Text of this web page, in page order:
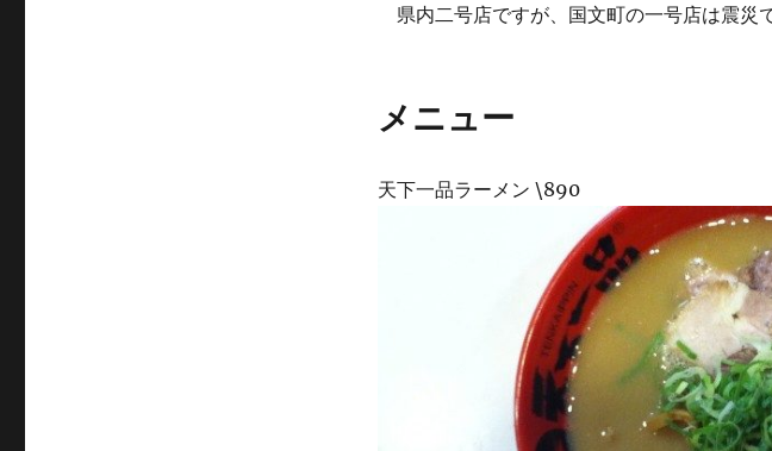
県内二号店ですが、国文町の一号店は震災
メニュー
天下一品ラーメン \890